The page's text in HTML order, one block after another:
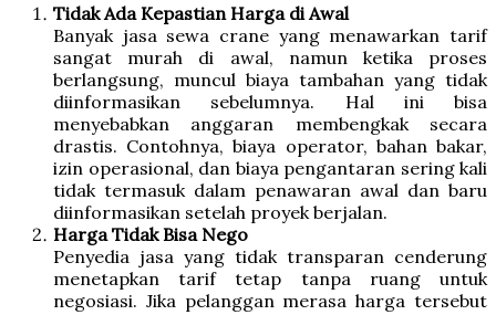
Tidak Ada Kepastian Harga di Awal
Banyak jasa sewa crane yang menawarkan tarif
sangat murah di awal, namun ketika proses
berlangsung, muncul biaya tambahan yang tidak
diinformasikan sebelumnya. Hal ini bisa
menyebabkan anggaran membengkak secara
drastis. Contohnya, biaya operator, bahan bakar,
izin operasional, dan biaya pengantaran sering kali
tidak termasuk dalam penawaran awal dan baru
diinformasikan setelah proyek berjalan.
Harga Tidak Bisa Nego
Penyedia jasa yang tidak transparan cenderung
menetapkan tarif tetap tanpa ruang untuk
negosiasi. Jika pelanggan merasa harga tersebut